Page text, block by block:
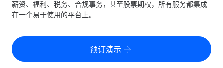
全球薪资管理
轻松运行合规薪资
零实体成本实现全球扩张
覆盖全球
美国各州浏览器
资源
工具与计算器
误分类风险计算工具
定价
薪资、福利、税务、合规事务，甚至股票期权，所有服务都集成
在一个易于使用的平台上。
预订演示